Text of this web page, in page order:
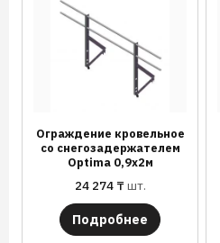
Ограждение кровельное
со снегозадержателем
Optima 0,9х2м
24 274 ₸шт.
Подробнее